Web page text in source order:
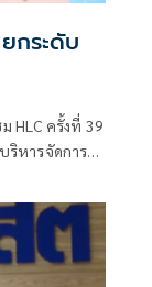
HLC ครั้งที่ 39
ริหารจัดการ